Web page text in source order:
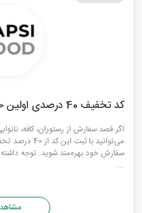
کد تخفیف 40 درصدی اولین خرید تپسی فود
اگر قصد سفارش از رستوران، کافه،
سفارش خود بهره‌مند شوید. توجه
...